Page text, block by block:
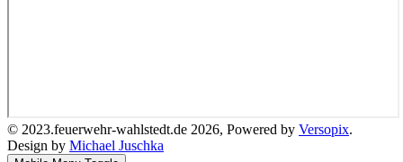
© 2023.feuerwehr-wahlstedt.de 2026, Powered by Versopix.
Design by Michael Juschka